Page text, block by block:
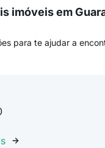
imóveis em
para te ajudar a